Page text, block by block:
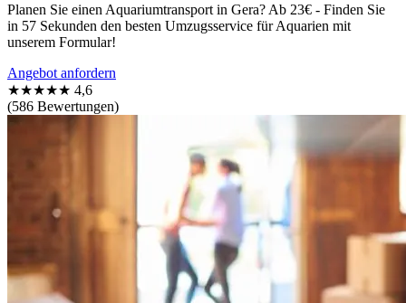
Planen Sie einen Aquariumtransport in Gera? Ab 23€ - Finden Sie
in 57 Sekunden den besten Umzugsservice für Aquarien mit
unserem Formular!
Angebot anfordern
★★★★★ 4,6
(586 Bewertungen)